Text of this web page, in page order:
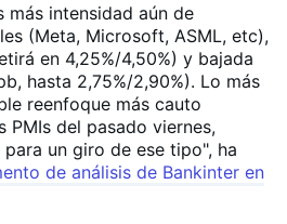
más intensidad aún de
(Meta, Microsoft, ASML, etc),
en 4,25%/4,50%) y bajada
hasta 2,75%/2,90%). Lo más
reenfoque más cauto
PMIs del pasado viernes,
un giro de ese tipo", ha
de análisis de Bankinter en